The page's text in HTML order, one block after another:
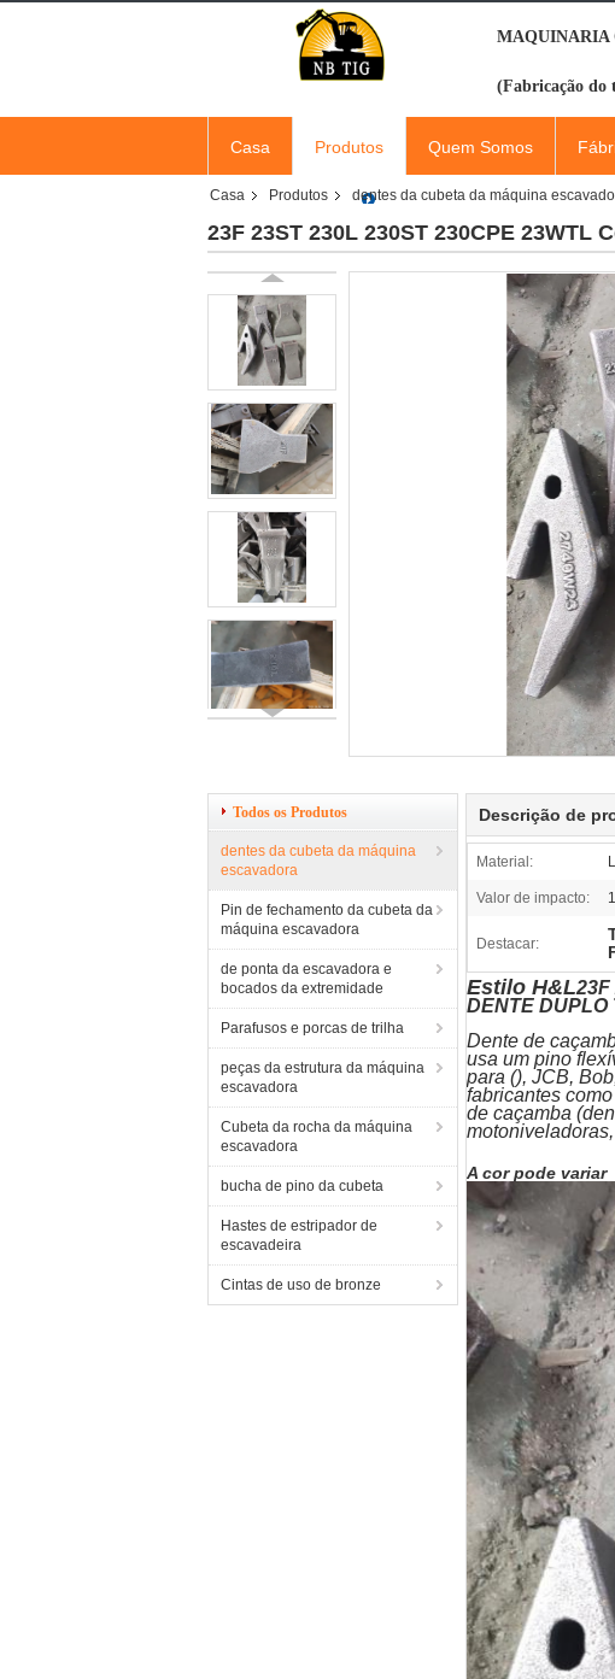
MAQUINARIA
(Fabricação do
Casa Produtos Quem Somos
Casa Produtos dentes da cubeta da máquina
23F 23ST 230L 230ST 230CPE
Todos os Produtos
dentes da cubeta da máquina
escavadora
Pin de fechamento da cubeta da
máquina escavadora
de ponta da escavadora e
bocados da extremidade
Parafusos e porcas de trilha
peças da estrutura da máquina
escavadora
Cubeta da rocha da máquina
escavadora
bucha de pino da cubeta
Hastes de estripador de
escavadeira
Cintas de uso de bronze
Descrição de
Material:
Valor de impacto:
Destacar:
Estilo H&L23F
DENTE DUPLO
Dente de
usa um pino
para (), JCB,
fabricantes
de caçamba
A cor pode variar